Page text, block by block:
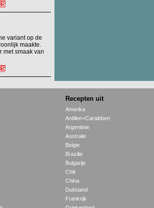
variant op de
maakte.
met smaak van
Recepten uit
Amerika
Antillen+Caraibben
Argentinie
Australie
Belgie
Brazilie
Bulgarije
Chili
China
Duitsland
Frankrijk